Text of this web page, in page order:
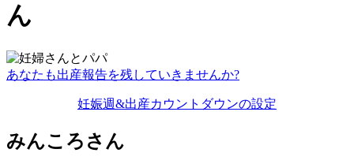
ん
あなたも出産報告を残していきませんか?
妊娠週&出産カウントダウンの設定
みんころさん